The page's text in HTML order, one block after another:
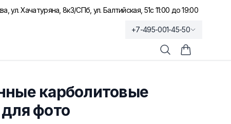
ул. Хачатуряна, 8к3/СПб, ул. Балтийская, 51с 11:00 до 19:00
+7-495-001-45-50
ПоискКорзина
карболитовые
фото